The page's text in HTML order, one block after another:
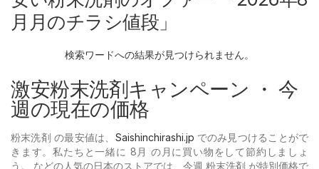
月月のチラシ値段」
検索ワードへの結果が見つけられません。
激安粉末洗剤キャンペーン ・ 今
週の現在の価格
粉末洗剤 の最安値は、 Saishinchirashi.jp でのみ見つけることがで
きます。私たちと一緒に 8月 の月に買い物をして節約しましょ
う。 などの人気の日本のストアでは、今週 粉末洗剤 が特別価格で